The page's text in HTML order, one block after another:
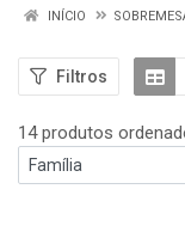
INÍCIO
Filtros
14 produtos